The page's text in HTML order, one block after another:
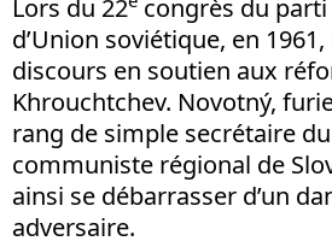
Lors du 22 congrès du
d’Union soviétique, en
discours en soutien aux
Khrouchtchev. Novotný,
rang de simple secrétaire
communiste régional de
ainsi se débarrasser d’un
adversaire.